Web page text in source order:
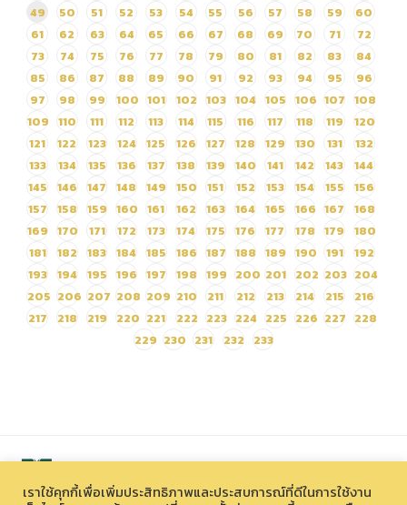
2568
49
50 51 52 53 54 55 56 57 58 59
60
61
62 63 64 65 66 67 68 69 70 71
72
73
74 75 76 77 78 79 80 81 82 83
84
85
86 87 88 89 90 91 92 93 94 95
96
97
98 99 100 101 102 103 104 105 106 107 108
109 110 111 112 113 114 115 116 117 118 119
120
121
122 123 124 125 126 127 128 129 130 131
132
133
134 135 136 137 138 139 140 141 142 143
144
145
146 147 148 149 150 151 152 153 154 155
156
157
158 159 160 161 162 163 164 165 166 167
168
169 170 171 172 173 174 175 176 177 178 179
180
181
182 183 184 185 186 187 188 189 190 191
192
193 194 195 196 197 198 199 200 201 202 203 204
205 206 207 208 209 210 211 212 213 214 215
216
217
218 219 220 221 222 223 224 225 226 227 228
229 230 231 232 233
เราใช้คุกกี้เพื่อเพิ่มประสิทธิภาพและประสบการณ์ที่ดีในการใช้งาน